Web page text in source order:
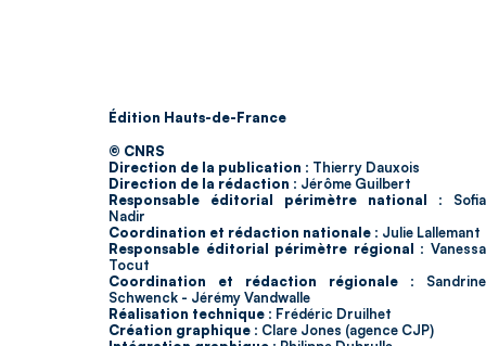
Édition Hauts-de-France
© CNRS
Direction de la publication : Thierry Dauxois
Direction de la rédaction : Jérôme Guilbert
Responsable éditorial périmètre national : Sofia
Nadir
Coordination et rédaction nationale : Julie Lallemant
Responsable éditorial périmètre régional : Vanessa
Tocut
Coordination et rédaction régionale : Sandrine
Schwenck - Jérémy Vandwalle
Réalisation technique : Frédéric Druilhet
Création graphique : Clare Jones (agence CJP)